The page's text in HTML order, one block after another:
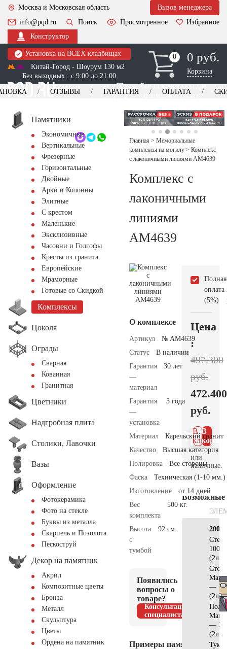
Москва и Московская область
Вызов менеджера
info@pqd.ru
Поиск Просмотренное
Избранное
Конструктор
Установка на ВСЕХ кладбищах
Китай-Город - Шоурум 130 м2
Без выходных : с 9:00 до 21:00
0
0 0 руб.
Корзина
Выезд менеджера для
оформления заказа
+7 (495) 518-44-23
Обратный звонок
ОТЗЫВЫ ГАРАНТИЯ ОПЛАТА
Памятники
Экономичные
Вертикальные
Фрезерные
Горизонтальные
Двойные
Арки и Колонны
Элитные
С крестом
Маленькие
Эксклюзивные
Часовни и Голгофы
Кресты из гранита
Европейские
Мраморные
Готовые со Скидкой
Комплексы
Цоколя
Ограды
Сварная
Кованная
Гранитная
Цветники
Надгробная плита
Столики, Лавочки
Вазы
Оформление
Фотокерамика
Фото на стекле
Буквы из металла
Скарпель и Позолота
Пескоструй
Декор на памятник
Акрил
Композитные цветы
Бронза
Металл
Скульптура
Цветы
Ордена на памятник
Главная > Мемориальные
комплексы на могилу > Комплекс
с лаконичными линиями AM4639
Комплекс с
лаконичными
линиями
AM4639
О комплексе
Артикул
№ AM4639
Статус
В наличии
Гарантия
—
материал
30 лет
Гарантия
—
установка
3 года
Материал
Карельский гранит
Качество
Высшая категория
Полировка
Все стороны
Фаска
Техническая (1-10 мм.)
Изготовление
от 14 дней
Вес
комплекта
500 кг.
Высота
с
тумбой
92 см.
Появились
вопросы о
товаре?
Консультация
специалиста
Примеры памятников
Полная
оплата
(5%)
Цена
:
497.300
руб.
472.400
руб.
В
В 1
клик
или
наличные.
Возможные
(2шт)
Столб
—
(2шт)
—
(2шт)